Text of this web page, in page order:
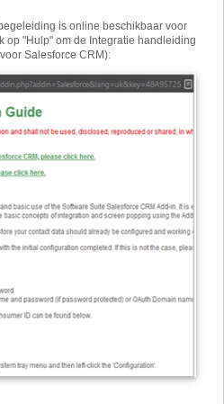
is online beschikbaar voor
op "Hulp" om de Integratie handleiding
Salesforce CRM):